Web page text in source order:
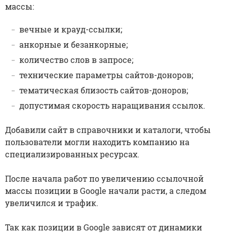
массы:
вечные и крауд-ссылки;
анкорные и безанкорные;
количество слов в запросе;
технические параметры сайтов-доноров;
тематическая близость сайтов-доноров;
допустимая скорость наращивания ссылок.
Добавили сайт в справочники и каталоги, чтобы
пользователи могли находить компанию на
специализированных ресурсах.
После начала работ по увеличению ссылочной
массы позиции в Google начали расти, а следом
увеличился и трафик.
Так как позиции в Google зависят от динамики